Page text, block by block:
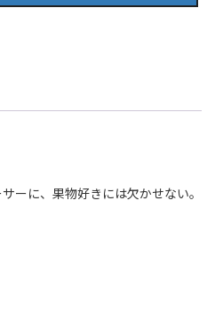
ーに、果物好きには欠かせない。